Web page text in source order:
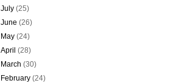
July (25)
June (26)
May (24)
April (28)
March (30)
February (24)